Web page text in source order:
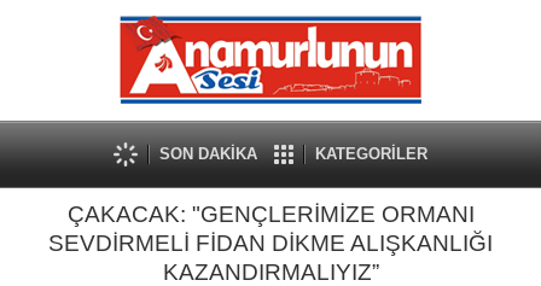
SON DAKİKA KATEGORİLER
ÇAKACAK: "GENÇLERİMİZE ORMANI
SEVDİRMELİ FİDAN DİKME ALIŞKANLIĞI
KAZANDIRMALIYIZ”